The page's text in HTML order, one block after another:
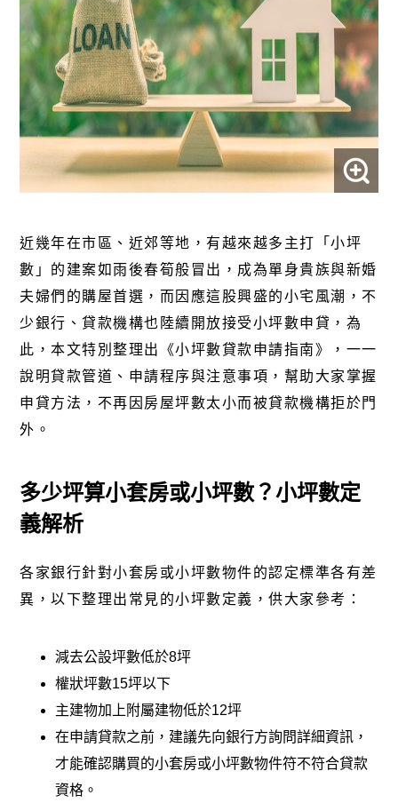
近幾年在市區、 近郊等地，有越來越多主打「小坪
數」的建案如雨後春筍般冒出，成為單身貴族與新婚
夫婦們的購屋首選，而因應這股興盛的小宅風潮，不
少銀行、貸款機構也陸續開放接受小坪數申貸，為
此，本文特別整理出《小坪數貸款申請指南》，一一
說明貸款管道、申請程序與注意事項，幫助大家掌握
申貸方法，不再因房屋坪數太小而被貸款機構拒於門
外。
多少坪算小套房或小坪數？小坪數定
義解析
各家銀行針對小套房或小坪數物件的認定標準各有差
異，以下整理出常見的小坪數定義，供大家參考：
減去公設坪數低於8坪
權狀坪數15坪以下
主建物加上附屬建物低於12坪
在申請貸款之前，建議先向銀行方詢問詳細資訊，
才能確認購買的小套房或小坪數物件符不符合貸款
資格。